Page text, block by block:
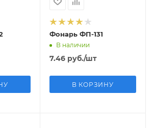
Фонарь ФП-131
В наличии
7.46руб./шт
В КОРЗИНУ